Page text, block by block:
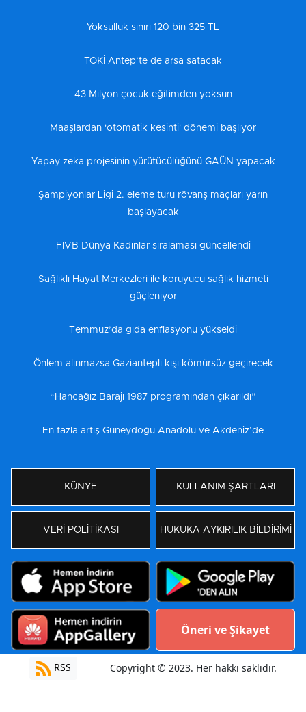
Yoksulluk sınırı 120 bin 325 TL
TOKİ Antep’te de arsa satacak
43 Milyon çocuk eğitimden yoksun
Maaşlardan 'otomatik kesinti' dönemi başlıyor
Yapay zeka projesinin yürütücülüğünü GAÜN yapacak
Şampiyonlar Ligi 2. eleme turu rövanş maçları yarın
başlayacak
FIVB Dünya Kadınlar sıralaması güncellendi
Sağlıklı Hayat Merkezleri ile koruyucu sağlık hizmeti
güçleniyor
Temmuz’da gıda enflasyonu yükseldi
Önlem alınmazsa Gaziantepli kışı kömürsüz geçirecek
“Hancağız Barajı 1987 programından çıkarıldı”
En fazla artış Güneydoğu Anadolu ve Akdeniz’de
KÜNYE KULLANIM ŞARTLARI
VERİ POLİTİKASI HUKUKA AYKIRILIK BİLDİRİMİ
Öneri ve Şikayet
RSS Copyright © 2023. Her hakkı saklıdır.